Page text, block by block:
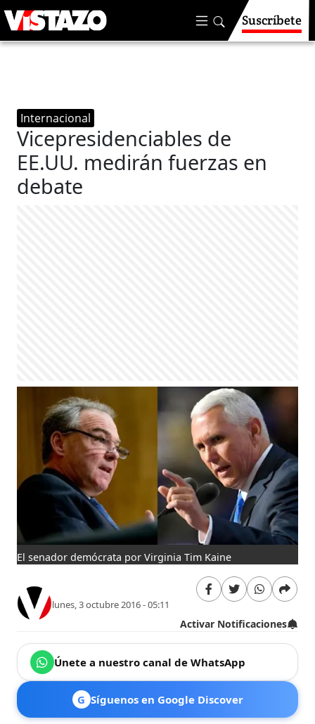
Suscríbete
Internacional
Vicepresidenciables de
EE.UU. medirán fuerzas en
debate
El senador demócrata por Virginia Tim Kaine
lunes, 3 octubre 2016 - 05:11
Activar Notificaciones
Únete a nuestro canal de WhatsApp
G Síguenos en Google Discover